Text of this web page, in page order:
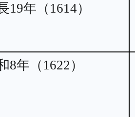
19年（1614）
8年（1622）